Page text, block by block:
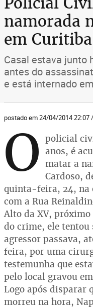
namorada
em Curitiba
Casal estava junto
antes do
e está internado
postado em 24/04/2014 22:07
O policial
anos, é
matar a
Cardoso,
quinta-feira, 24, na
com a Rua
Alto da XV,
do crime, ele tentou
agressor passava,
feira, por uma
testemunha que
pelo local gravou
Logo após disparar
morreu na hora,